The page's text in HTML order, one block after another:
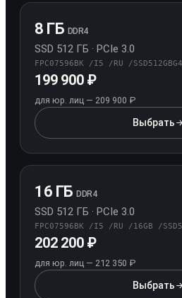
8 ГБ DDR4
SSD 512 ГБ · PCIe 3.0
FPC07596BK /I5 /RU /
199 900 ₽
для юр. лиц — 209 900 ₽
Выбрать
16 ГБDDR4
SSD 512 ГБ · PCIe 3.0
FPC07596BK /I5 /RU /16GB /
202 200 ₽
для юр. лиц — 212 350 ₽
Выбрать